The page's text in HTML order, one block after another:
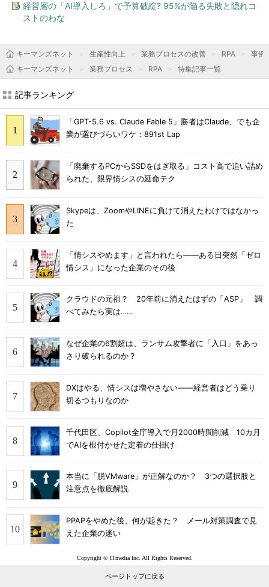
経営層の「AI導入しろ」で予算破綻? 95%が陥る失敗と隠れコ
ストのわな
キーマンズネット 生産性向上 業務プロセスの改善 RPA
事例
キーマンズネット
業務プロセス RPA 特集記事一覧
記事ランキング
「GPT-5.6 vs. Claude Fable 5」勝者はClaude、でも企
業が選びづらいワケ：891st Lap
「廃棄するPCからSSDをはぎ取る」コスト高で追い詰め
られた、限界情シスの延命テク
Skypeは、ZoomやLINEに負けて消えたわけではなかっ
た
「情シスやめます」と言われたら――ある日突然「ゼロ
情シス」になった企業のその後
クラウドの元祖？ 20年前に消えたはずの「ASP」 調
べてみたら実は……
なぜ企業の6割超は、ランサム攻撃者に「入口」をあっ
さり破られるのか？
DXはやる、情シスは増やさない――経営者はどう乗り
切るつもりなのか
千代田区、Copilot全庁導入で月2000時間削減 10カ月
でAIを根付かせた定着の仕掛け
本当に「脱VMware」が正解なのか？ 3つの選択肢と
注意点を徹底解説
PPAPをやめた後、何が起きた？ メール対策調査で見
えた企業の迷い
Copyright © ITmedia Inc. All Rights Reserved.
ページトップに戻る